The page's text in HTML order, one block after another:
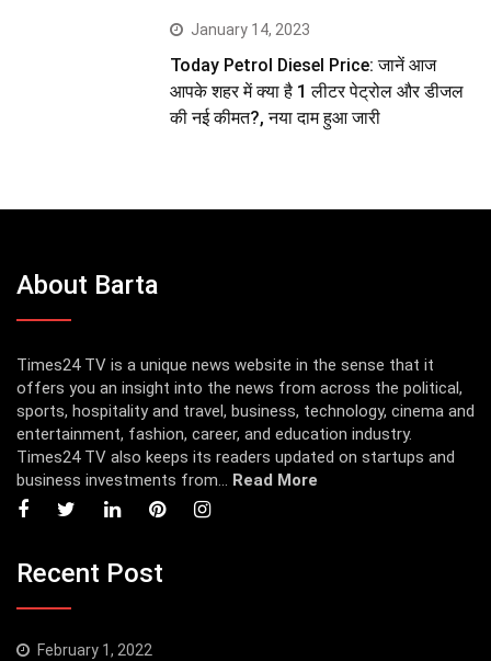
January 14, 2023
Today Petrol Diesel Price: जानें आज
आपके शहर में क्या है 1 लीटर पेट्रोल और डीजल
की नई कीमत?, नया दाम हुआ जारी
About Barta
Times24 TV is a unique news website in the sense that it
offers you an insight into the news from across the political,
sports, hospitality and travel, business, technology, cinema and
entertainment, fashion, career, and education industry.
Times24 TV also keeps its readers updated on startups and
business investments from... Read More
Recent Post
February 1, 2022